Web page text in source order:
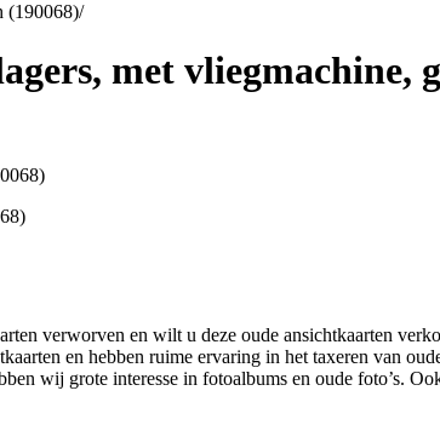
(190068)/
met vliegmachine,
verworven en wilt u deze oude ansichtkaarten
en hebben ruime ervaring in het taxeren van
wij grote interesse in fotoalbums en oude foto’s.